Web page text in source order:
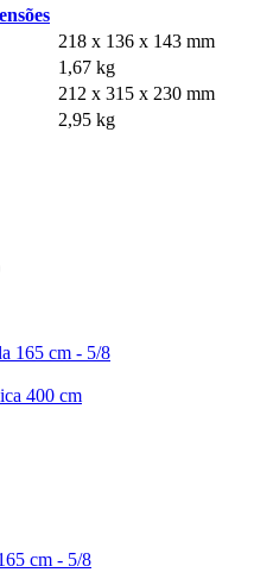
218 x 136 x 143 mm
1,67 kg
212 x 315 x 230 mm
2,95 kg
cm - 5/8